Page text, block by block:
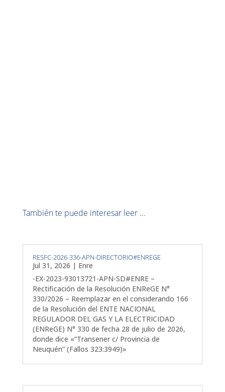
También te puede interesar leer ...
RESFC-2026-336-APN-DIRECTORIO#ENREGE
Jul 31, 2026 | Enre
-EX-2023-93013721-APN-SD#ENRE –
Rectificación de la Resolución ENReGE N°
330/2026 – Reemplazar en el considerando 166
de la Resolución del ENTE NACIONAL
REGULADOR DEL GAS Y LA ELECTRICIDAD
(ENReGE) N° 330 de fecha 28 de julio de 2026,
donde dice «”Transener c/ Provincia de
Neuquén” (Fallos 323:3949)»